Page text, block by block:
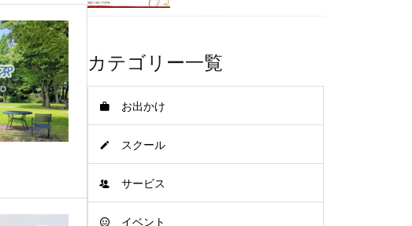
カテゴリー一覧
お出かけ
スクール
サービス
イベント